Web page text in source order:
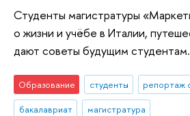
Студенты магистратуры
о жизни и учёбе в Италии,
дают советы будущим студентам.
Образование студенты
репортаж
бакалавриат
магистратура